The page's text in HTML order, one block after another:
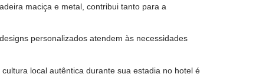
maciça e metal, contribui tanto para a
personalizados atendem às necessidades
local autêntica durante sua estadia no hotel é